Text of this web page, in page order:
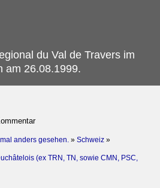
du Val de Travers im
am 26.08.1999.
anders gesehen. » Schweiz »
(ex TRN, TN, sowie CMN, PSC,